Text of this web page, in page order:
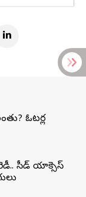
ఓటర్ల
సీడ్‌ యాక్సెస్‌